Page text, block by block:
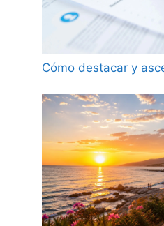
Cómo destacar y